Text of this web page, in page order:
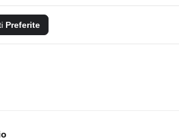
Preferite